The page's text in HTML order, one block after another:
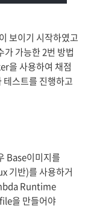
보이기 시작하였고
가능한 2번 방법
을 사용하여 채점
스트를 진행하고
Base이미지를
기반)를 사용하거
Runtime
을 만들어야